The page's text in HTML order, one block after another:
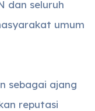
dan seluruh
umum
sebagai ajang
reputasi